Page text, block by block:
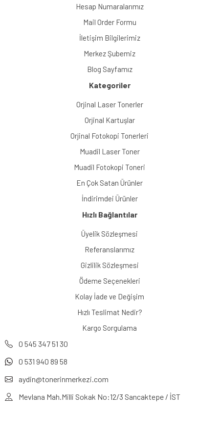
Hesap Numaralarımız
Mail Order Formu
İletişim Bilgilerimiz
Merkez Şubemiz
Blog Sayfamız
Kategoriler
Orjinal Laser Tonerler
Orjinal Kartuşlar
Orjinal Fotokopi Tonerleri
Muadil Laser Toner
Muadil Fotokopi Toneri
En Çok Satan Ürünler
İndirimdei Ürünler
Hızlı Bağlantılar
Üyelik Sözleşmesi
Referanslarımız
Gizlilik Sözleşmesi
Ödeme Seçenekleri
Kolay İade ve Değişim
Hızlı Teslimat Nedir?
Kargo Sorgulama
0 545 347 51 30
0 531 940 89 58
aydin@tonerinmerkezi.com
Mevlana Mah.Milli Sokak No:12/3 Sancaktepe / İST